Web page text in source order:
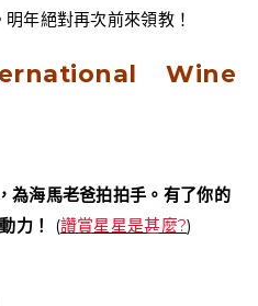
年絕對再次前來領教！
Wine
為海馬老爸拍拍手。有了你的
力！
(讚賞星星是甚麼?)